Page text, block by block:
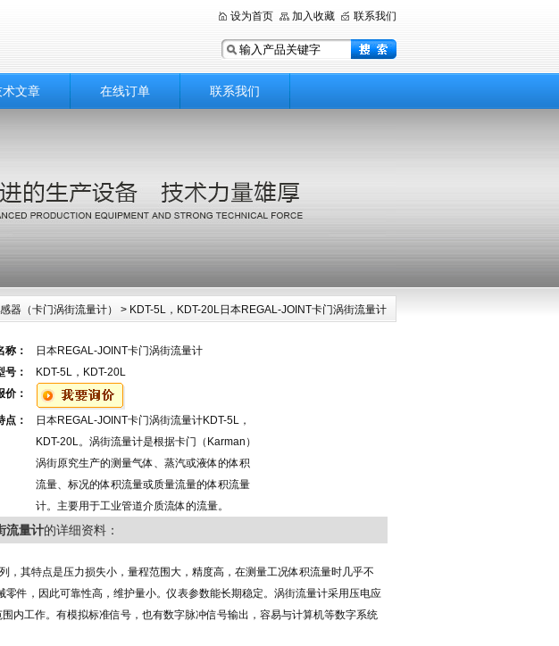
设为首页 加入收藏 联系我们
术文章 在线订单 联系我们
器（卡门涡街流量计）
> KDT-5L，KDT-20L日本REGAL-JOINT卡门涡街流量计
称：
日本REGAL-JOINT卡门涡街流量计
号：
KDT-5L，KDT-20L
价：
点：
日本REGAL-JOINT卡门涡街流量计KDT-5L，
KDT-20L。涡街流量计是根据卡门（Karman）
涡街原究生产的测量气体、蒸汽或液体的体积
流量、标况的体积流量或质量流量的体积流量
计。主要用于工业管道介质流体的流量。
流量计的详细资料：
，其特点是压力损失小，量程范围大，精度高，在测量工况体积流量时几乎不
件，因此可靠性高，维护量小。仪表参数能长期稳定。涡街流量计采用压电应
内工作。有模拟标准信号，也有数字脉冲信号输出，容易与计算机等数字系统